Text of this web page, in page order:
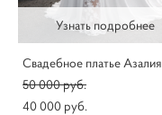
Узнать подробнее
Свадебное платье Азалия
50 000 pуб.
40 000 pуб.